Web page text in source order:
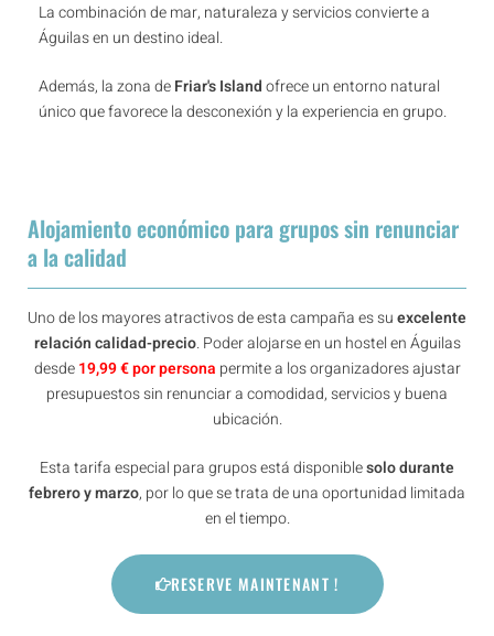
La combinación de mar, naturaleza y servicios convierte a
Águilas en un destino ideal.
Además, la zona deFriar's Islandofrece un entorno natural
único que favorece la desconexión y la experiencia en grupo.
Alojamiento económico para grupos sin renunciar
a la calidad
Uno de los mayores atractivos de esta campaña es suexcelente
relación calidad-precio. Poder alojarse en un hostel en Águilas
desde19,99 € por persona permite a los organizadores ajustar
presupuestos sin renunciar a comodidad, servicios y buena
ubicación.
Esta tarifa especial para grupos está disponiblesolo durante
febrero y marzo, por lo que se trata de una oportunidad limitada
en el tiempo.
RESERVE MAINTENANT !